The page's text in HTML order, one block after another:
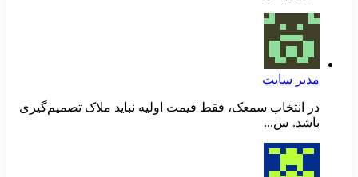
مدیر سایت
در انتخاب سمعک، فقط قیمت اولیه نباید ملاک تصمیم‌گیری
باشد. س...